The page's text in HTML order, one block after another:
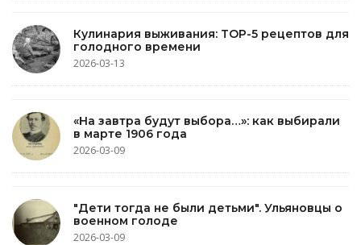
Кулинария выживания: TOP-5 рецептов для
голодного времени
2026-03-13
«На завтра будут выбора…»: как выбирали
в марте 1906 года
2026-03-09
"Дети тогда не были детьми". Ульяновцы о
военном голоде
2026-03-09